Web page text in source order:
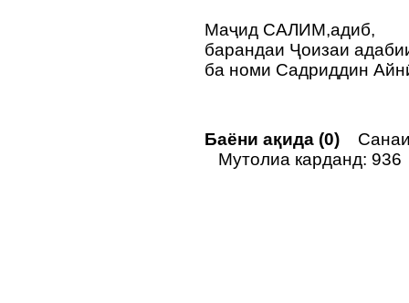
Маҷид САЛИМ,адиб,
барандаи Ҷоизаи
ба номи Садриддин
Баёни ақида (0)
Мутолиа карданд: 936